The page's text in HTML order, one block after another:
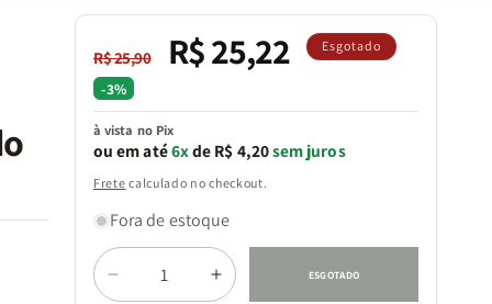
Preço
normal
R$ 25,90
Preço
promocional
R$ 25,22 Esgotado
-3%
à vista no Pix
ou em até6xde R$ 4,20sem juros
Frete calculado no checkout.
Fora de estoque
Quantidade
Diminuir
Aumentar
ESGOTADO